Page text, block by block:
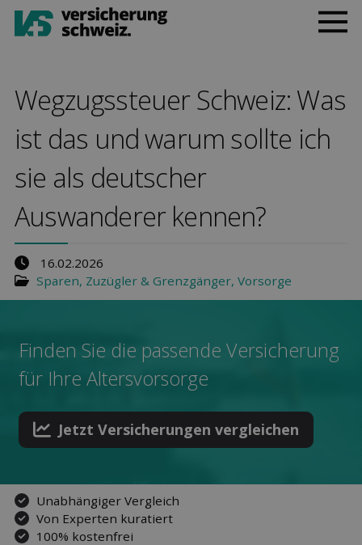
Wegzugssteuer Schweiz: Was
ist das und warum sollte ich
sie als deutscher
Auswanderer kennen?
16.02.2026
Sparen, Zuzügler & Grenzgänger, Vorsorge
Finden Sie die pas­sende Ver­sicherung
für Ihre Alters­vorsorge
Jetzt Versicher­ungen ver­gleichen
Unabhängiger Vergleich
Von Experten kuratiert
100% kostenfrei